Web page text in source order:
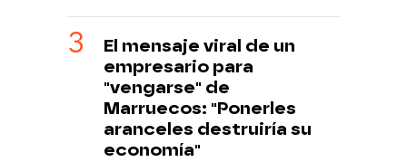
El mensaje viral de un
empresario para
"vengarse" de
Marruecos: "Ponerles
aranceles destruiría su
economía"